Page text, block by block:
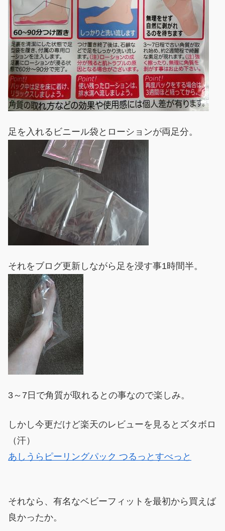
足を入れるビニール袋とローションが両足分。
それをブログ更新しながら足を浸す事1時間半。
3～7日で角質が取れるとの事なので楽しみ。
しかし今更だけど楽天のレビューを見るとズタボロ
（汗）
あしうらピーリングパック つるっとすべっと
それなら、有名なベビーフィットを最初から買えば
良かったか。